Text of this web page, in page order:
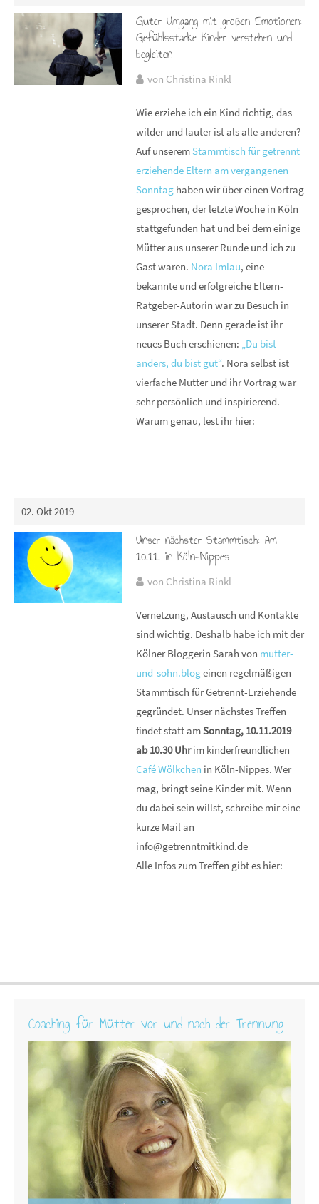
Guter Umgang mit großen Emotionen:
Gefühlsstarke Kinder verstehen und
begleiten
von Christina Rinkl
Wie erziehe ich ein Kind richtig, das
wilder und lauter ist als alle anderen?
Auf unserem Stammtisch für getrennt
erziehende Eltern am vergangenen
Sonntag haben wir über einen Vortrag
gesprochen, der letzte Woche in Köln
stattgefunden hat und bei dem einige
Mütter aus unserer Runde und ich zu
Gast waren. Nora Imlau, eine
bekannte und erfolgreiche Eltern-
Ratgeber-Autorin war zu Besuch in
unserer Stadt. Denn gerade ist ihr
neues Buch erschienen: „Du bist
anders, du bist gut“. Nora selbst ist
vierfache Mutter und ihr Vortrag war
sehr persönlich und inspirierend.
Warum genau, lest ihr hier:
02. Okt 2019
Unser nächster Stammtisch: Am
10.11. in Köln-Nippes
von Christina Rinkl
Vernetzung, Austausch und Kontakte
sind wichtig. Deshalb habe ich mit der
Kölner Bloggerin Sarah von mutter-
und-sohn.blogeinen regelmäßigen
Stammtisch für Getrennt-Erziehende
gegründet. Unser nächstes Treffen
findet statt amSonntag, 10.11.2019
ab 10.30 Uhrim kinderfreundlichen
Café Wölkchen in Köln-Nippes. Wer
mag, bringt seine Kinder mit. Wenn
du dabei sein willst, schreibe mir eine
kurze Mail an
info@getrenntmitkind.de
Alle Infos zum Treffen gibt es hier:
Coaching für Mütter vor und nach der Trennung